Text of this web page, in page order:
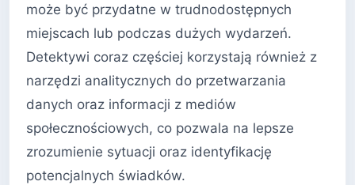
może być przydatne w trudnodostępnych
miejscach lub podczas dużych wydarzeń.
Detektywi coraz częściej korzystają również z
narzędzi analitycznych do przetwarzania
danych oraz informacji z mediów
społecznościowych, co pozwala na lepsze
zrozumienie sytuacji oraz identyfikację
potencjalnych świadków.